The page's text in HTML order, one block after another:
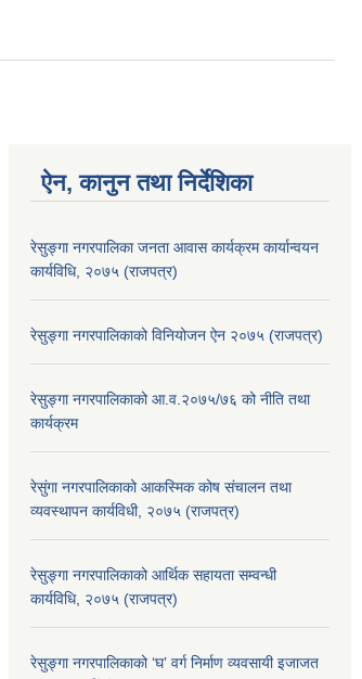
ऐन, कानुन तथा निर्देशिका
रेसुङ्गा नगरपालिका जनता आवास कार्यक्रम कार्यान्वयन
कार्यविधि, २०७५ (राजपत्र)
रेसुङ्गा नगरपालिकाको विनियोजन ऐन २०७५ (राजपत्र)
रेसुङ्गा नगरपालिकाको आ.व.२०७५/७६ को नीति तथा
कार्यक्रम
रेसुंगा नगरपालिकाको आकस्मिक कोष संचालन तथा
व्यवस्थापन कार्यविधी, २०७५ (राजपत्र)
रेसुङ्गा नगरपालिकाको आर्थिक सहायता सम्वन्धी
कार्यविधि, २०७५ (राजपत्र)
रेसुङ्गा नगरपालिकाको ‘घ’ वर्ग निर्माण व्यवसायी इजाजत